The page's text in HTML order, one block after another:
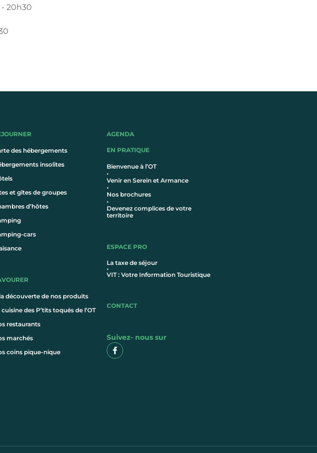
20h30
des hébergements
insolites
s
et gîtes de groupes
d’hôtes
cars
découverte de nos produits
cuisine des P’tits toqués de l’OT
restaurants
marchés
coins pique-nique
AGENDA
EN PRATIQUE
Bienvenue à l’OT
•
Venir en Serein et Armance
•
Nos brochures
•
Devenez complices de votre
territoire
ESPACE PRO
La taxe de séjour
•
VIT : Votre Information Touristique
CONTACT
Suivez- nous sur